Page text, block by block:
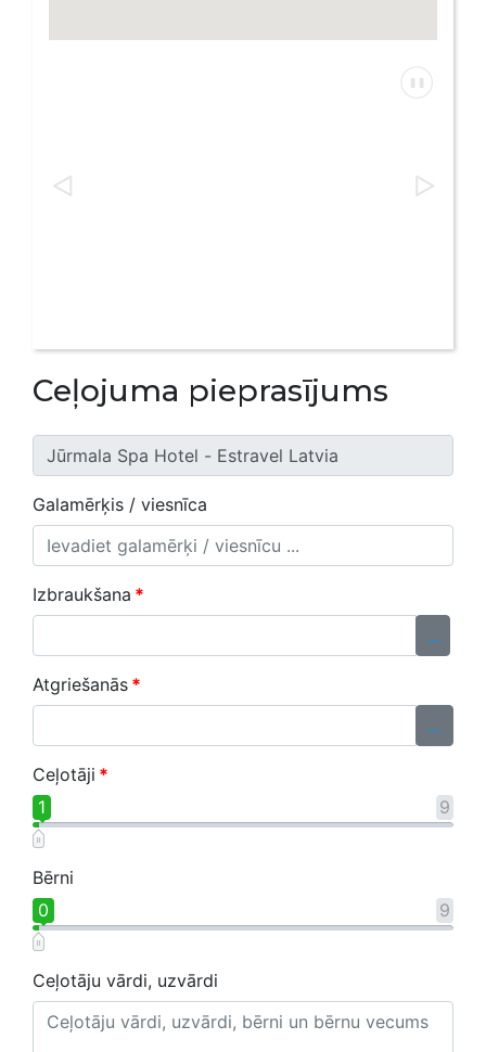
Ceļojuma pieprasījums
Galamērķis / viesnīca
Izbraukšana *
...
Atgriešanās *
...
Ceļotāji *
9
1
Bērni
9
0
Ceļotāju vārdi, uzvārdi